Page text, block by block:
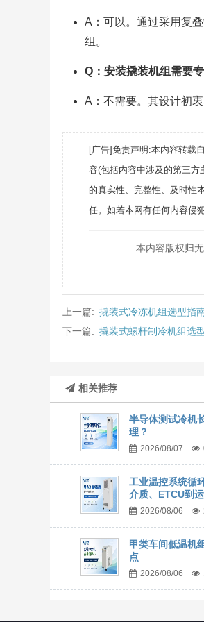
A：可以。通过采用复
组。
Q：安装撬装机组需要
A：不需要。其设计初
[广告]免责声明:本内容转载
容(包括内容中涉及的第三
的真实性、完整性、及时性
任。如若本网有任何内容侵
本内容版权归
上一篇: 撬装式冷冻机组选型指
下一篇: 撬装式螺杆制冷机组选
相关推荐
半导体测试冷机
理？
2026/08/07
工业温控系统循
介质、ETCU到
2026/08/06
甲类车间低温机
点
2026/08/06